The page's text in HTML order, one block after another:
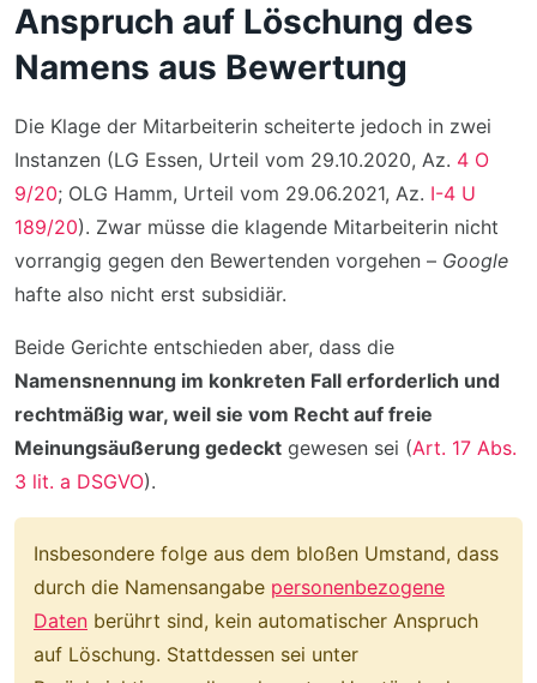
Anspruch auf Löschung des
Namens aus Bewertung
Die Klage der Mitarbeiterin scheiterte jedoch in zwei
Instanzen (LG Essen, Urteil vom 29.10.2020, Az. 4 O
9/20; OLG Hamm, Urteil vom 29.06.2021, Az. I-4 U
189/20). Zwar müsse die klagende Mitarbeiterin nicht
vorrangig gegen den Bewertenden vorgehen – Google
hafte also nicht erst subsidiär.
Beide Gerichte entschieden aber, dass die
Namensnennung im konkreten Fall erforderlich und
rechtmäßig war, weil sie vom Recht auf freie
Meinungsäußerung gedeckt gewesen sei (Art. 17 Abs.
3 lit. a DSGVO).
Insbesondere folge aus dem bloßen Umstand, dass
durch die Namensangabe personenbezogene
Daten berührt sind, kein automatischer Anspruch
auf Löschung. Stattdessen sei unter